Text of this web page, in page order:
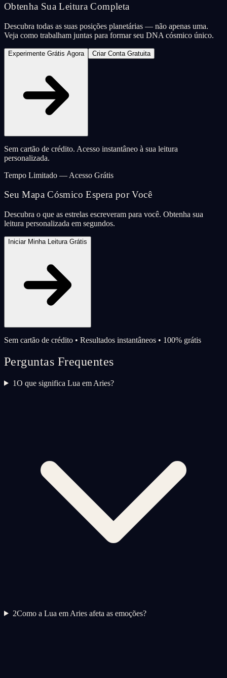
Obtenha Sua Leitura Completa
Descubra todas as suas posições planetárias — não apenas uma.
Veja como trabalham juntas para formar seu DNA cósmico único.
Experimente Grátis Agora Criar Conta Gratuita
Sem cartão de crédito. Acesso instantâneo à sua leitura
personalizada.
Tempo Limitado — Acesso Grátis
Seu Mapa Cósmico Espera por Você
Descubra o que as estrelas escreveram para você. Obtenha sua
leitura personalizada em segundos.
Iniciar Minha Leitura Grátis
Sem cartão de crédito • Resultados instantâneos • 100% grátis
Perguntas Frequentes
1O que significa Lua em Aries?
2Como a Lua em Aries afeta as emoções?